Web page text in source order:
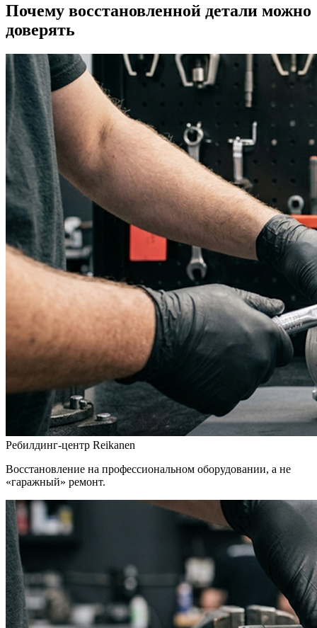
Почему восстановленной детали можно
доверять
Ребилдинг-центр Reikanen
Восстановление на профессиональном оборудовании, а не
«гаражный» ремонт.